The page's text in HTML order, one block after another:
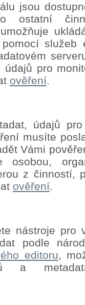
jsou
ostatní
umožňuje
pomocíslužeb
údajů pro
ověření.
údajů
musíte
Vámi
osobou,
z činností,
ověření.
nástroje pro
podle
editoru,
a